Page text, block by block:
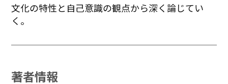
文化の特性と自己意識の観点から深く論じてい
く。
著者情報